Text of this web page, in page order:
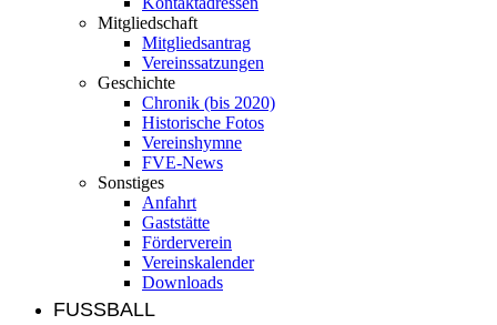
Mitgliedschaft
Mitgliedsantrag
Vereinssatzungen
Geschichte
Chronik (bis 2020)
Historische Fotos
Vereinshymne
FVE-News
Sonstiges
Anfahrt
Gaststätte
Förderverein
Vereinskalender
Downloads
FUSSBALL